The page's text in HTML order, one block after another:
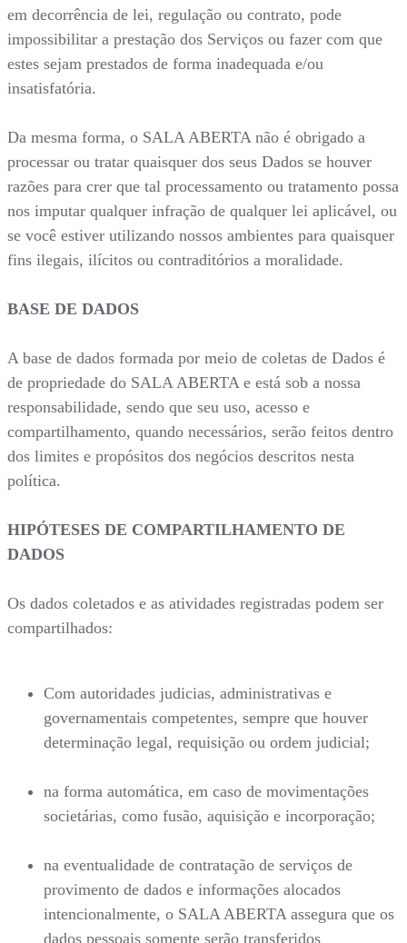
em decorrência de lei, regulação ou contrato, pode
impossibilitar a prestação dos Serviços ou fazer com que
estes sejam prestados de forma inadequada e/ou
insatisfatória.
Da mesma forma, o SALA ABERTA não é obrigado a
processar ou tratar quaisquer dos seus Dados se houver
razões para crer que tal processamento ou tratamento possa
nos imputar qualquer infração de qualquer lei aplicável, ou
se você estiver utilizando nossos ambientes para quaisquer
fins ilegais, ilícitos ou contraditórios a moralidade.
BASE DE DADOS
A base de dados formada por meio de coletas de Dados é
de propriedade do SALA ABERTA e está sob a nossa
responsabilidade, sendo que seu uso, acesso e
compartilhamento, quando necessários, serão feitos dentro
dos limites e propósitos dos negócios descritos nesta
política.
HIPÓTESES DE COMPARTILHAMENTO DE
DADOS
Os dados coletados e as atividades registradas podem ser
compartilhados:
Com autoridades judicias, administrativas e
governamentais competentes, sempre que houver
determinação legal, requisição ou ordem judicial;
na forma automática, em caso de movimentações
societárias, como fusão, aquisição e incorporação;
na eventualidade de contratação de serviços de
provimento de dados e informações alocados
intencionalmente, o SALA ABERTA assegura que os
dados pessoais somente serão transferidos